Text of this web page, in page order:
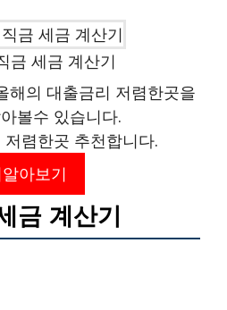
금 세금 계산기
해의 대출금리 저렴한곳을
볼수 있습니다.
렴한곳 추천합니다.
아보기
금 계산기